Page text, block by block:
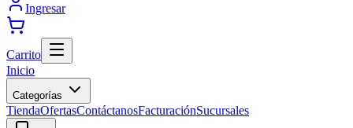
Ingresar
Carrito
Inicio
Categorías
TiendaOfertasContáctanosFacturaciónSucursales